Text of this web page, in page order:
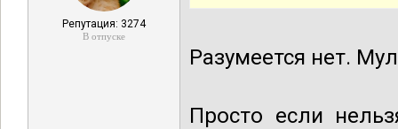
Репутация: 3274
В отпуске
Разумеется нет.
Просто если